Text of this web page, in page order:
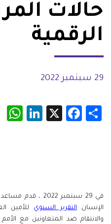
حالات
الرقمية
29 سبتمبر 2022
Share
Facebook
X
في 29 سبتمبر
الإنسان التقرير السنوي للأمين
والانتقام ضد المتعاونين مع